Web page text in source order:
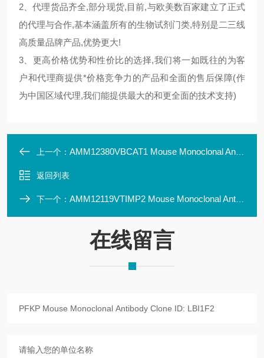
2、代理货品齐全,部分现货,目前,与欧美数百家建立了正式
的代理与合作,基本涵盖所有的生物试剂门类,特别是二三线
高质量品牌产品,优势更大!
3、更高价格优势和性价比的选择,我们将一如既往的为客
户和代理商提供*价格竞争力的产品和全面的售后保障(作
为中国区域代理,我们能提供最大的和更全面的技术支持)
上一个： AMM12380VBCAT1 Mouse Monoclonal Antibody Clone ID: LBI3F5
返回列表
下一个： AMM12119VTIMP2 Mouse Monoclonal Antibody Clone ID: LBI1A6
在线留言